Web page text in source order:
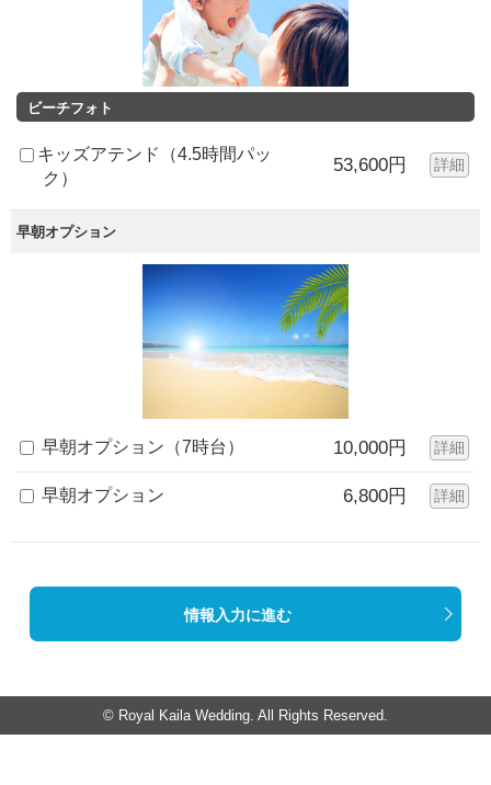
ビーチフォト
キッズアテンド（4.5時間パッ
ク）
53,600円 詳細
早朝オプション
早朝オプション（7時台） 10,000円 詳細
早朝オプション 6,800円 詳細
情報入力に進む
© Royal Kaila Wedding. All Rights Reserved.